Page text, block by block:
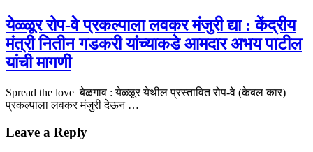
येळ्ळूर रोप-वे प्रकल्पाला लवकर मंजुरी द्या : केंद्रीय
मंत्री नितीन गडकरी यांच्याकडे आमदार अभय पाटील
यांची मागणी
Spread the love बेळगाव : येळ्ळूर येथील प्रस्तावित रोप-वे (केबल कार)
प्रकल्पाला लवकर मंजुरी देऊन …
Leave a Reply